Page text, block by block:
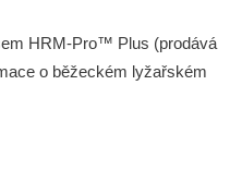
HRM-Pro™ Plus (prodává
o běžeckém lyžařském